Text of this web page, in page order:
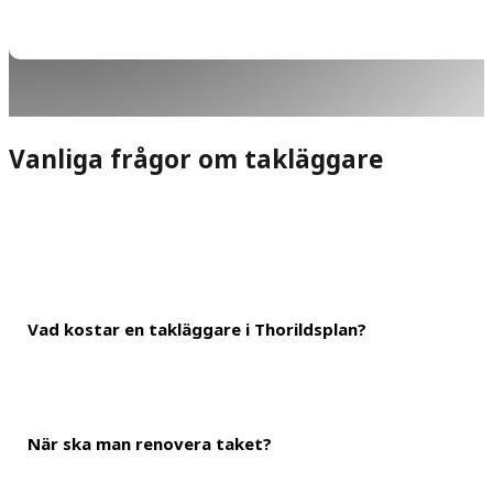
Vanliga frågor om takläggare
Vad kostar en takläggare i Thorildsplan?
Det generella priset för att lägga tak i Thorildsplan ligger på
När ska man renovera taket?